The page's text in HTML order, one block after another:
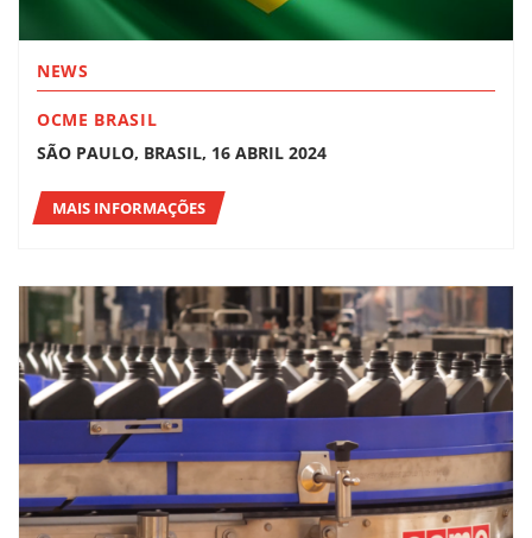
NEWS
OCME BRASIL
SÃO PAULO, BRASIL, 16 ABRIL 2024
MAIS INFORMAÇÕES